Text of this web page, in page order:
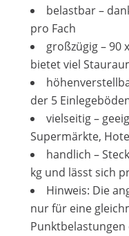
belastbar –
pro Fach
großzügig – 90
bietet viel
der 5
vielseitig –
Supermärkte,
handlich –
kg und lässt sich
Hinweis: Die
nur für eine